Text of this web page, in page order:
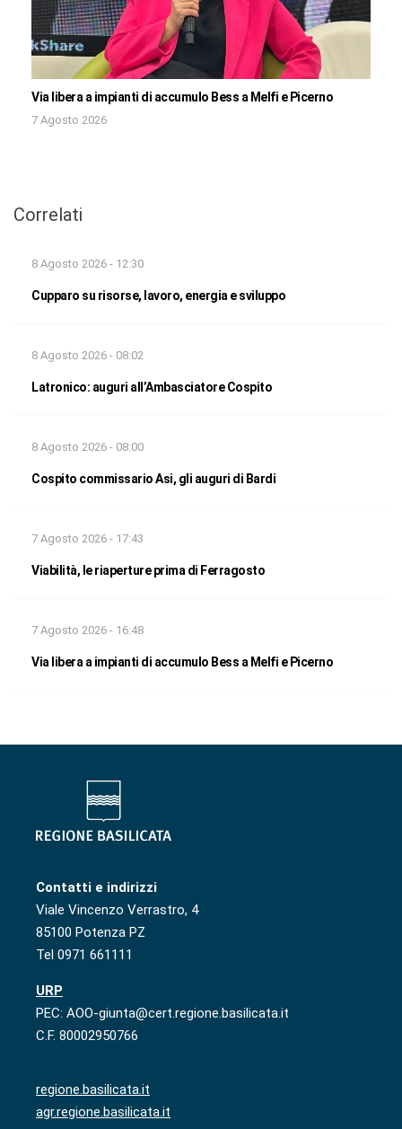
Via libera a impianti di accumulo Bess a Melfi e Picerno
7 Agosto 2026
Correlati
8 Agosto 2026 - 12:30
Cupparo su risorse, lavoro, energia e sviluppo
8 Agosto 2026 - 08:02
Latronico: auguri all’Ambasciatore Cospito
8 Agosto 2026 - 08:00
Cospito commissario Asi, gli auguri di Bardi
7 Agosto 2026 - 17:43
Viabilità, le riaperture prima di Ferragosto
7 Agosto 2026 - 16:48
Via libera a impianti di accumulo Bess a Melfi e Picerno
Contatti e indirizzi
Viale Vincenzo Verrastro, 4
85100 Potenza PZ
Tel 0971 661111
URP
PEC: AOO-giunta@cert.regione.basilicata.it
C.F. 80002950766
regione.basilicata.it
agr.regione.basilicata.it